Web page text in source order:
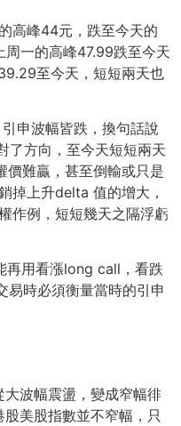
高峰44元，跌至今天的
一的高峰47.99跌至今天
至今天，短短兩天也
申波幅皆跌，換句話說
了方向，至今天短短兩天
難贏，甚至倒輸或只是
掉上升delta 值的增大，
作例，短短幾天之隔浮虧
再用看漲long call，看跌
時必須衡量當時的引申
波幅震盪，變成窄幅徘
美股指數並不窄幅，只